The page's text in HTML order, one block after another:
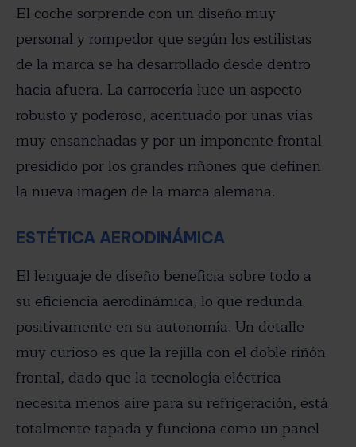
El coche sorprende con un diseño muy
personal y rompedor que según los estilistas
de la marca se ha desarrollado desde dentro
hacia afuera. La carrocería luce un aspecto
robusto y poderoso, acentuado por unas vías
muy ensanchadas y por un imponente frontal
presidido por los grandes riñones que definen
la nueva imagen de la marca alemana.
ESTÉTICA AERODINÁMICA
El lenguaje de diseño beneficia sobre todo a
su eficiencia aerodinámica, lo que redunda
positivamente en su autonomía. Un detalle
muy curioso es que la rejilla con el doble riñón
frontal, dado que la tecnología eléctrica
necesita menos aire para su refrigeración, está
totalmente tapada y funciona como un panel